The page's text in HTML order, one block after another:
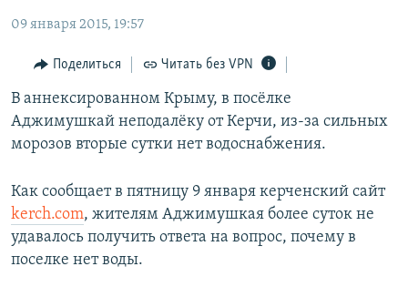
главной
навигации
Вернутся
поиску
11 ЛЕТ ОККУПАЦИИ КРЫМА. 11 ИСТОРИЙ СОПРОТИВЛЕНИЯ
ЕЩЕ
ИНТЕРАКТИВ
ИНФОГРАФИКА
ТЕЛЕПРОЕКТ КРЫМ.РЕАЛИИ
ПРОПАВШИЕ БЕЗ ВЕСТИ
ПОБЕДИТЕЛЕЙ НЕ СУДЯТ?
КРЫМ.НЕПОКОРЕННЫЙ
РАДІО СВОБОДА
КАК ОБОЙТИ БЛОКИРОВКУ
Українською
Qırımtatar
ПРИСОЕДИНЯЙТЕСЬ!
09 января 2015, 19:57
Поделиться Читать без VPN
В аннексированном Крыму, в посёлке
Аджимушкай неподалёку от Керчи, из-за сильных
морозов вторые сутки нет водоснабжения.
Как сообщает в пятницу 9 января керченский сайт
kerch.com, жителям Аджимушкая более суток не
удавалось получить ответа на вопрос, почему в
поселке нет воды.